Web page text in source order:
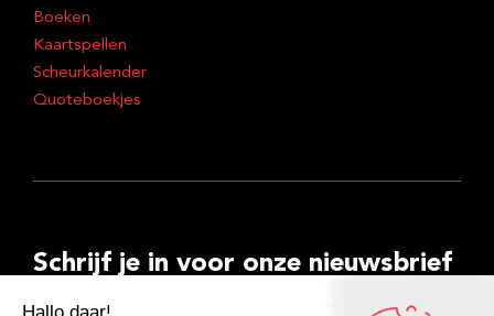
Boeken
Kaartspellen
Scheurkalender
Quoteboekjes
Schrijf je in voor onze nieuwsbrief